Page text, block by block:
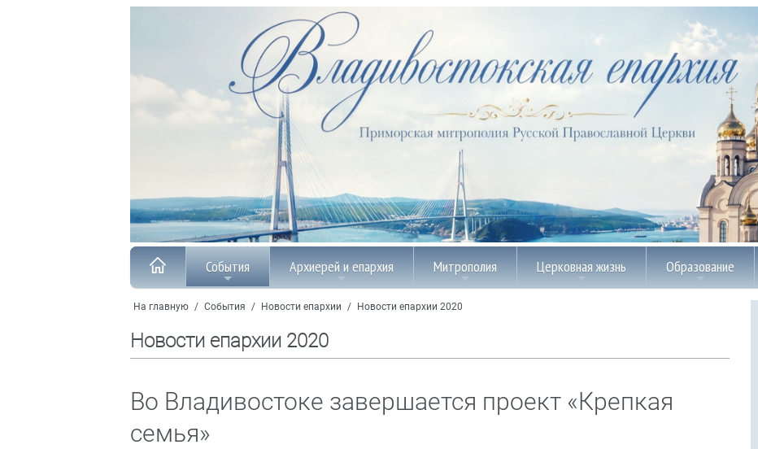
События Архиерей и епархия Митрополия Церковная жизнь Образование
На главную / События / Новости епархии / Новости епархии 2020
Новости епархии 2020
Во Владивостоке завершается проект «Крепкая
семья»